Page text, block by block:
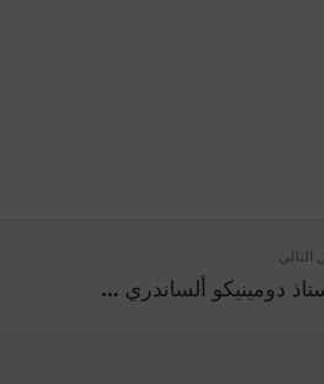
التالي
دومينيكو ألساندري ...